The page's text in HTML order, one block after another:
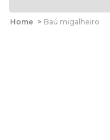
Home > Baú migalheiro